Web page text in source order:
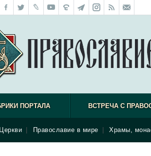
ПОРТАЛА ВСТРЕЧА С
Православие в мире Храмы,